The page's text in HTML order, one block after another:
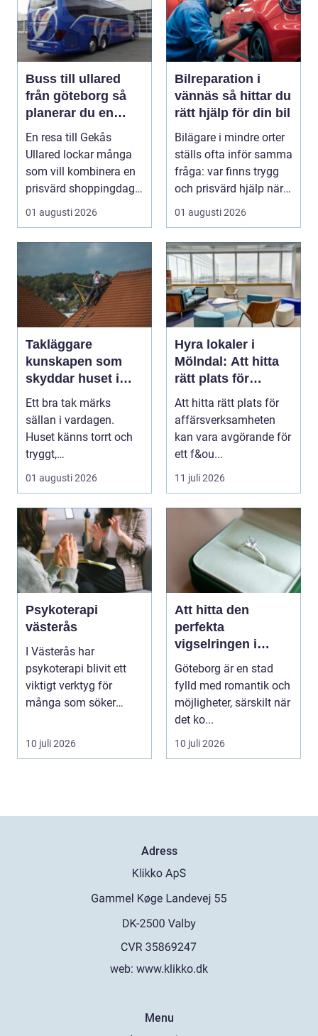
Buss till ullared
från göteborg så
planerar du en
smidig
shoppingdag
En resa till Gekås
Ullared lockar många
som vill kombinera en
prisvärd shoppingdag
med en enkel och ...
01 augusti 2026
Bilreparation i
vännäs så hittar du
rätt hjälp för din bil
Bilägare i mindre orter
ställs ofta inför samma
fråga: var finns trygg
och prisvärd hjälp när
01 augusti 2026
Takläggare
kunskapen som
skyddar huset i
längden
Ett bra tak märks
sällan i vardagen.
Huset känns torrt och
tryggt,
inomhusklimatet
fungerar och ener...
01 augusti 2026
Hyra lokaler i
Mölndal: Att hitta
rätt plats för
affärsverksamhete
Att hitta rätt plats för
affärsverksamheten
kan vara avgörande för
ett f&ou...
11 juli 2026
Psykoterapi
västerås
I Västerås har
psykoterapi blivit ett
viktigt verktyg för
många som söker
i liv...
10 juli 2026
Att hitta den
perfekta
vigselringen i
Göteborg
Göteborg är en stad
fylld med romantik och
möjligheter, särskilt när
det ko...
10 juli 2026
Adress
web: www.klikko.dk
Menu